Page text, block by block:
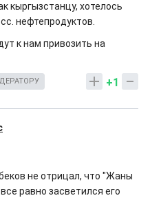
кыргызстанцу, хотелось
нефтепродуктов.
к нам привозить на
+1
не отрицал, что "Жаны
равно засветился его